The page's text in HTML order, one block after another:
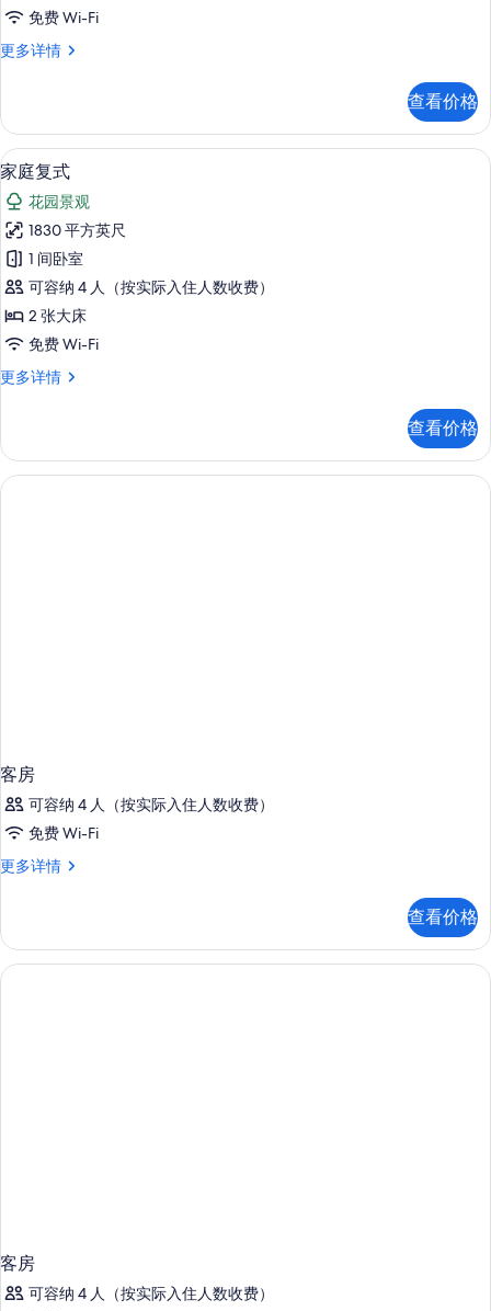
View
的
照
片
免费 Wi-Fi
更多详情
One
Ocean
View
更
多
信
息
查看价格
显
示
家
庭
复
式
的
有
片
6
家庭复式
花园景观
1830 平方英尺
1 间卧室
可容纳 4 人（按实际入住人数收费）
2 张大床
免费 Wi-Fi
更多详情
家
更
多
信
查看价格
客房
可容纳 4 人（按实际入住人数收费）
免费 Wi-Fi
更多详情
客
信
息
查看价格
客房
可容纳 4 人（按实际入住人数收费）